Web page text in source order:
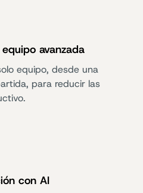
avanzada
equipo, desde una
para reducir las
con AI